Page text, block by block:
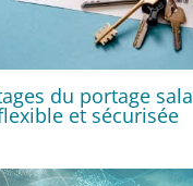
du portage
et sécurisée